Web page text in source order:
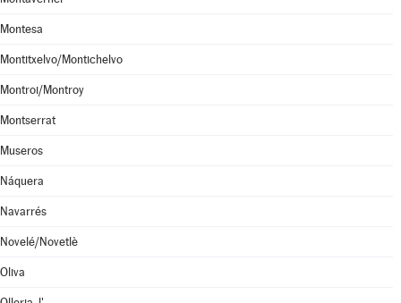
Montesa
Montitxelvo/Montichelvo
Montroi/Montroy
Montserrat
Museros
Náquera
Navarrés
Novelé/Novetlè
Oliva